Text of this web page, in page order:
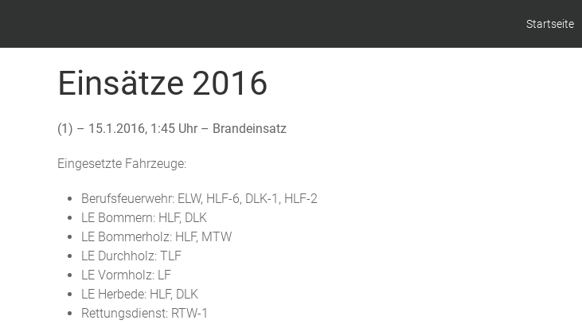
Startseite
Einsätze 2016
(1) – 15.1.2016, 1:45 Uhr – Brandeinsatz
Eingesetzte Fahrzeuge:
Berufsfeuerwehr: ELW, HLF-6, DLK-1, HLF-2
LE Bommern: HLF, DLK
LE Bommerholz: HLF, MTW
LE Durchholz: TLF
LE Vormholz: LF
LE Herbede: HLF, DLK
Rettungsdienst: RTW-1